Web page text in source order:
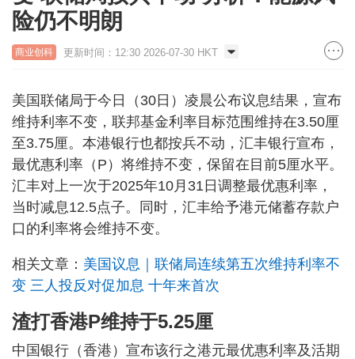
险仍不明朗
商业创科 更新时间：12:30 2026-07-30 HKT
美国联储局于今日（30日）凌晨公布议息结果，宣布
维持利率不变，联邦基金利率目标范围维持在3.50厘
至3.75厘。本港银行也都按兵不动，汇丰银行宣布，
最优惠利率（P）将维持不变，保留在目前5厘水平。
汇丰对上一次于2025年10月31日调整最优惠利率，
当时减息12.5点子。同时，汇丰给予港元储蓄存款户
口的利率将会维持不变。
相关文章： 美国议息｜联储局连续第五次维持利率不
变 三人投反对促加息 十年来首次
渣打香港P维持于5.25厘
中国银行（香港）宣布该行之港元最优惠利率及活期